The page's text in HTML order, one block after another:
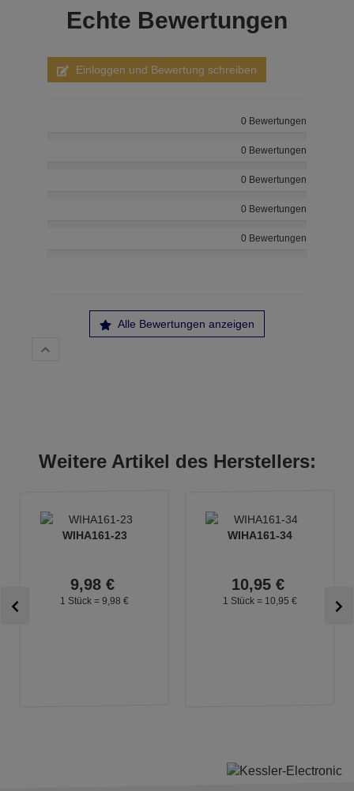
Echte Bewertungen
Einloggen und Bewertung schreiben
0 Bewertungen
0 Bewertungen
0 Bewertungen
0 Bewertungen
0 Bewertungen
Alle Bewertungen anzeigen
Weitere Artikel des Herstellers:
WIHA161-23
9,98 €
1 Stück = 9, 98 €
WIHA161-34
10,95 €
1 Stück = 10, 95 €